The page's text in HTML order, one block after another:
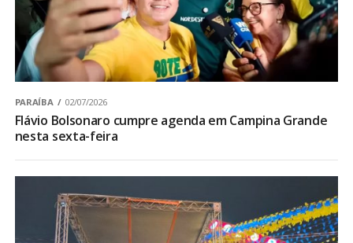
PARAÍBA 02/07/2026
Flávio Bolsonaro cumpre agenda em Campina Grande
nesta sexta-feira